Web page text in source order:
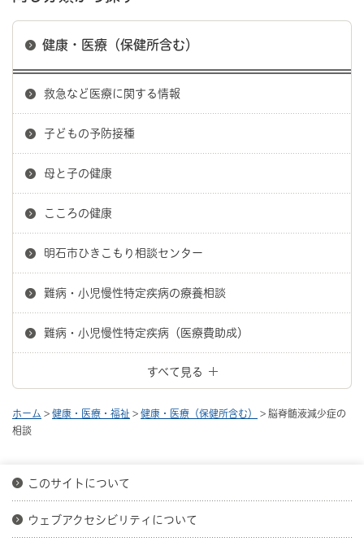
健康・医療（保健所含む）
救急など医療に関する情報
子どもの予防接種
母と子の健康
こころの健康
明石市ひきこもり相談センター
難病・小児慢性特定疾病の療養相談
難病・小児慢性特定疾病（医療費助成）
すべて見る
ホーム > 健康・医療・福祉 > 健康・医療（保健所含む）
> 脳脊髄液減少症の
相談
このサイトについて
ウェブアクセシビリティについて